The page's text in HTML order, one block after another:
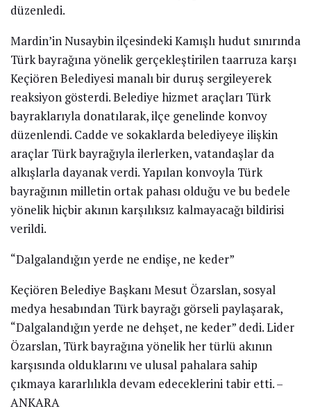
düzenledi.
Mardin’in Nusaybin ilçesindeki Kamışlı hudut sınırında
Türk bayrağına yönelik gerçekleştirilen taarruza karşı
Keçiören Belediyesi manalı bir duruş sergileyerek
reaksiyon gösterdi. Belediye hizmet araçları Türk
bayraklarıyla donatılarak, ilçe genelinde konvoy
düzenlendi. Cadde ve sokaklarda belediyeye ilişkin
araçlar Türk bayrağıyla ilerlerken, vatandaşlar da
alkışlarla dayanak verdi. Yapılan konvoyla Türk
bayrağının milletin ortak pahası olduğu ve bu bedele
yönelik hiçbir akının karşılıksız kalmayacağı bildirisi
verildi.
“Dalgalandığın yerde ne endişe, ne keder”
Keçiören Belediye Başkanı Mesut Özarslan, sosyal
medya hesabından Türk bayrağı görseli paylaşarak,
“Dalgalandığın yerde ne dehşet, ne keder” dedi. Lider
Özarslan, Türk bayrağına yönelik her türlü akının
karşısında olduklarını ve ulusal pahalara sahip
çıkmaya kararlılıkla devam edeceklerini tabir etti. –
ANKARA